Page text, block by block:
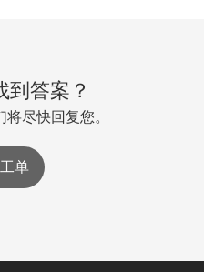
到答案？
尽快回复您。
单